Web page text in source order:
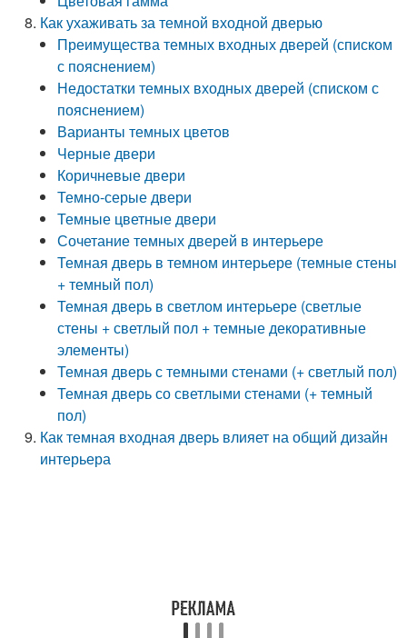
Как ухаживать за темной входной дверью
Преимущества темных входных дверей (списком
с пояснением)
Недостатки темных входных дверей (списком с
пояснением)
Варианты темных цветов
Черные двери
Коричневые двери
Темно-серые двери
Темные цветные двери
Сочетание темных дверей в интерьере
Темная дверь в темном интерьере (темные стены
+ темный пол)
Темная дверь в светлом интерьере (светлые
стены + светлый пол + темные декоративные
элементы)
Темная дверь с темными стенами (+ светлый пол)
Темная дверь со светлыми стенами (+ темный
пол)
Как темная входная дверь влияет на общий дизайн
интерьера